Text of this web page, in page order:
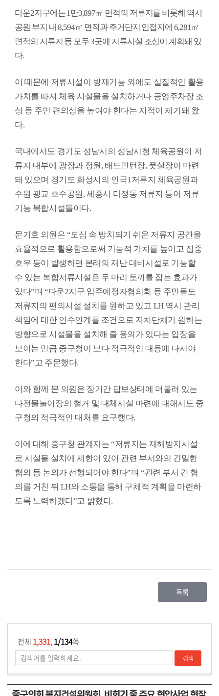
구
민
광
장
회
의
록
정
공
개
이
용
안
다운2지구에는1만3,897㎡ 면적의 저류지를 비롯해 역사
공원 부지 내8,594㎡ 면적과 주거단지 인접지에6,281㎡
면적의 저류지 등 모두3곳에 저류시설 조성이 계획돼 있
다.
이 때문에 저류시설이 방재기능 외에도 실질적인 활용
가치를 따져 체육 시설물을 설치하거나 공영주차장 조
성 등 주민 편의성을 높여야 한다는 지적이 제기돼 왔
다.
국내에서도 경기도 성남시의 성남시청 체육공원이 저
류지 내부에 광장과 정원 , 배드민턴장, 풋살장이 마련
돼 있으며 경기도 화성시의 인곡1저류지 체육공원과
수원 광교 호수공원 ,세종시 다정동 저류지 등이 저류
기능 복합시설들이다.
문기호 의원은 “도심 속 방치되기 쉬운 저류지 공간을
효율적으로 활용함으로써 기능적 가치를 높이고 집중
호우 등이 발생하면 본래의 재난 대비시설로 기능할
수 있는 복합저류시설은 두 마리 토끼를 잡는 효과가
있다”며 “다운2지구 입주예정자협의회 등 주민들도
저류지의 편의시설 설치를 원하고 있고 LH 역시 관리
책임에 대한 인수인계를 조건으로 자치단체가 원하는
방향으로 시설물을 설치해 줄 용의가 있다는 입장을
보이는 만큼 중구청이 보다 적극적인 대응에 나서야
한다”고 주문했다.
이와 함께 문 의원은 장기간 답보상태에 머물러 있는
다전물놀이장의 철거 및 대체시설 마련에 대해서도 중
구청의 적극적인 대처를 요구했다.
이에 대해 중구청 관계자는 “저류지는 재해방지시설
로 시설물 설치에 제한이 있어 관련 부서와의 긴밀한
협의 등 논의가 선행되어야 한다”며 “관련 부서 간 협
의를 거친 뒤 LH와 소통을 통해 구체적 계획을 마련하
도록 노력하겠다”고 밝혔다.
목록
전체 1,331, 1/134쪽